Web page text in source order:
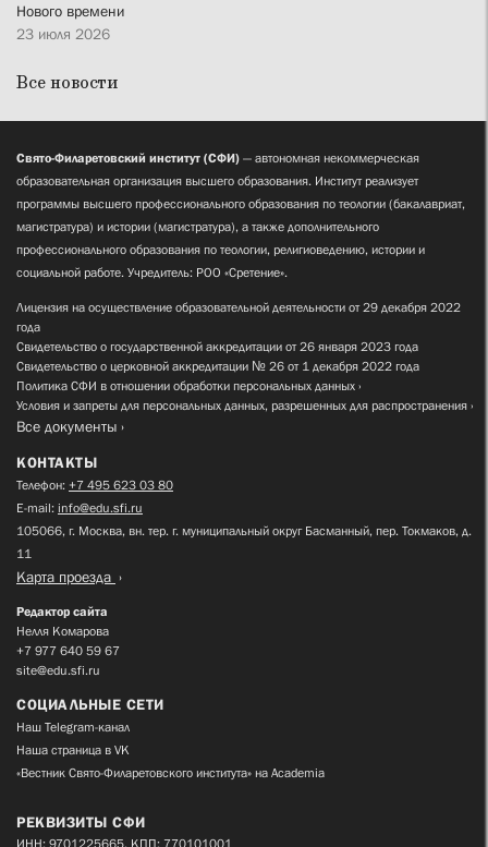
Нового времени
23 июля 2026
Все новости
Свято-Филаретовский институт (СФИ) — автономная некоммерческая
образовательная организация высшего образования. Институт реализует
программы высшего профессионального образования по теологии (бакалавриат,
магистратура) и истории (магистратура), а также дополнительного
профессионального образования по теологии, религиоведению, истории и
социальной работе. Учредитель: РОО «Сретение».
Лицензия на осуществление образовательной деятельности от 29 декабря 2022
года
Свидетельство о государственной аккредитации от 26 января 2023 года
Свидетельство о церковной аккредитации № 26 от 1 декабря 2022 года
Политика СФИ в отношении обработки персональных данных
Условия и запреты для персональных данных, разрешенных для распространения
Все документы
КОНТАКТЫ
Телефон: +7 495 623 03 80
E-mail: info@edu.sfi.ru
105066, г. Москва, вн. тер. г. муниципальный округ Басманный, пер. Токмаков, д.
11
Карта проезда
Редактор сайта
Нелля Комарова
+7 977 640 59 67
site@edu.sfi.ru
СОЦИАЛЬНЫЕ СЕТИ
Наш Telegram-канал
Наша страница в VK
«Вестник Свято-Филаретовского института» на Academia
РЕКВИЗИТЫ СФИ
ИНН: 9701225665, КПП: 770101001